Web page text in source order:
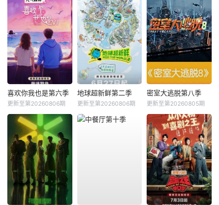
喜欢你我也是第六季
更新至第20260806期
地球超新鲜第二季
更新至第20260806期
密室大逃脱第八季
更新至第20260805期